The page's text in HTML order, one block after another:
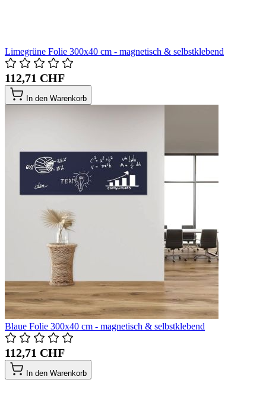
Limegrüne Folie 300x40 cm - magnetisch & selbstklebend
112,71 CHF
In den Warenkorb
Blaue Folie 300x40 cm - magnetisch & selbstklebend
112,71 CHF
In den Warenkorb